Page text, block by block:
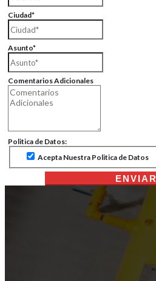
Ciudad*
Asunto*
Comentarios Adicionales
Politica de Datos:
Acepta Nuestra Politica de Datos
ENVIAR